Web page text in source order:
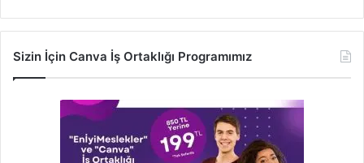
Sizin İçin Canva İş Ortaklığı Programımız